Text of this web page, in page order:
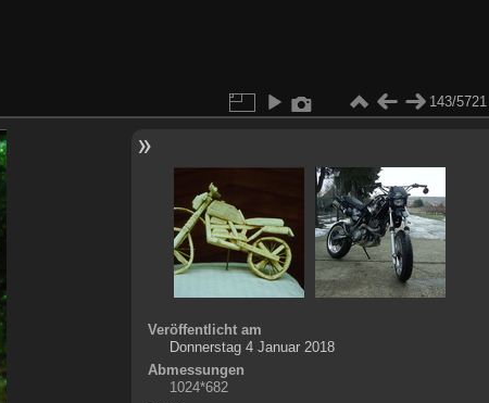
143/5721
Veröffentlicht am
Donnerstag 4 Januar 2018
Abmessungen
1024*682